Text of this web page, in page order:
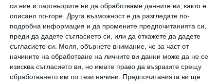
си ние и партньорите ни да обработваме данните ви, както е
описано по-горе. Друга възможност е да разгледате по-
подробна информация и да промените предпочитанията си,
преди да дадете съгласието си, или да откажете да дадете
съгласието си.
Моля, обърнете внимание, че за част от
начините на обработване на личните ви данни може да не се
изисква съгласието ви, но имате право да възразите срещу
обработването им по тези начини. Предпочитанията ви ще
Здраве
Как бременната да оцелее в жегата
05 август 2026 г.